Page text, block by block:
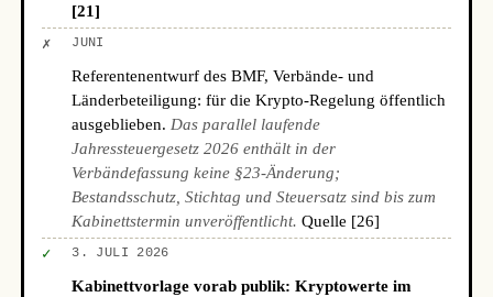
[21]
✗ JUNI
Referentenentwurf des BMF, Verbände- und
Länderbeteiligung: für die Krypto-Regelung öffentlich
ausgeblieben. Das parallel laufende
Jahressteuergesetz 2026 enthält in der
Verbändefassung keine §23-Änderung;
Bestandsschutz, Stichtag und Steuersatz sind bis zum
Kabinettstermin unveröffentlicht. Quelle [26]
✓ 3. JULI 2026
Kabinettvorlage vorab publik: Kryptowerte im